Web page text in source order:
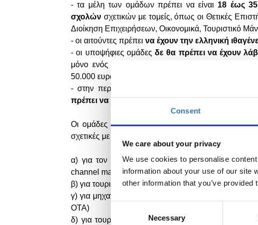
Consent
We care about your privacy
We use cookies to personalise
information about your use of our site
other information that you’ve
Selection
Necessary
- τα μέλη των ομάδων πρέπει να είναι 18 έως
σχολών σχετικών με τομείς, όπως οι Θετικές
Διοίκηση Επιχειρήσεων, Οικονομικά, Τουριστικό
- οι αιτούντες πρέπει να έχουν την ελληνική
- οι υποψήφιες ομάδεςδε θα πρέπει να έχουν
μόνο ενός πρώτου γύρου χρηματοδότησης/ή από
50.000 ευρώ)
- στην περίπτωση που έχουν προχωρήσει ήδη σε
πρέπει να είναι λιγότερο από 6 μήνεςαπό την
Οι ομάδες συμμετέχουν με ιδέες για εφαρμογές
σχετικές με τους στόχους και τη θεματική ενότητα
α) για τον τουριστικό κλάδο ξενοδοχίας και
channel management, HR management, guest
β) για τουριστικές μεταφορές (Distribution &
γ) για μηχανές αναζήτησης κρατήσεων και
ΟΤΑ)
δ) για τουριστικές και πολιτιστικές